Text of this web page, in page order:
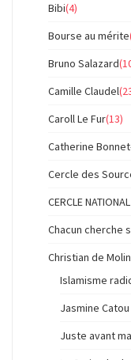
Bibi(4)
Bourse au mérite
Bruno Salazard
Camille Claudel
Caroll Le Fur(13)
Catherine
Cercle des
CERCLE
Chacun cherche
Christian de
Islamisme
Jasmine
Juste avant